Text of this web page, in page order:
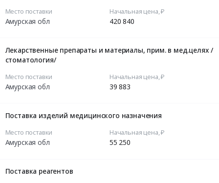
Место поставки
Амурская обл
Начальная цена, ₽
420 840
Лекарственные препараты и материалы, прим. в мед.целях /
стоматология/
Место поставки
Амурская обл
Начальная цена, ₽
39 883
Поставка изделий медицинского назначения
Место поставки
Амурская обл
Начальная цена, ₽
55 250
Поставка реагентов